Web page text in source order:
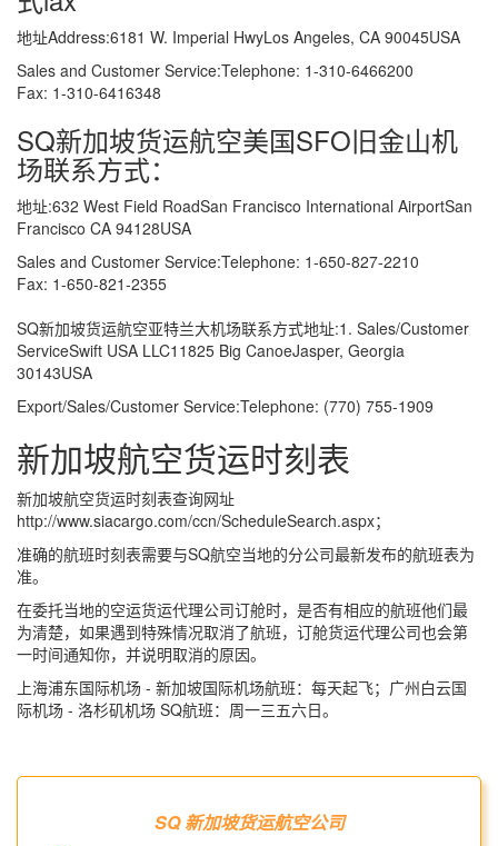
地址Address:6181 W. Imperial HwyLos Angeles, CA 90045USA
Sales and Customer Service:Telephone: 1-310-6466200
Fax: 1-310-6416348
SQ新加坡货运航空美国SFO旧金山机
场联系方式：
地址:632 West Field RoadSan Francisco International AirportSan
Francisco CA 94128USA
Sales and Customer Service:Telephone: 1-650-827-2210
Fax: 1-650-821-2355
SQ新加坡货运航空亚特兰大机场联系方式地址:1. Sales/Customer
ServiceSwift USA LLC11825 Big CanoeJasper, Georgia
30143USA
Export/Sales/Customer Service:Telephone: (770) 755-1909
新加坡航空货运时刻表
新加坡航空货运时刻表查询网址
http://www.siacargo.com/ccn/ScheduleSearch.aspx；
准确的航班时刻表需要与SQ航空当地的分公司最新发布的航班表为
准。
在委托当地的空运货运代理公司订舱时，是否有相应的航班他们最
为清楚，如果遇到特殊情况取消了航班，订舱货运代理公司也会第
一时间通知你，并说明取消的原因。
上海浦东国际机场 - 新加坡国际机场航班：每天起飞；广州白云国
际机场 - 洛杉矶机场 SQ航班：周一三五六日。
SQ 新加坡货运航空公司